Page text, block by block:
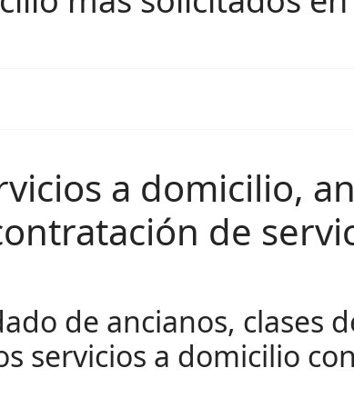
a domicilio,
de
de ancianos, clases
servicios a domicilio